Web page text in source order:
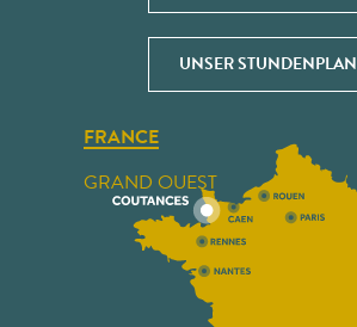
UNSER STUNDENPLAN
FRANCE
GRAND OUEST